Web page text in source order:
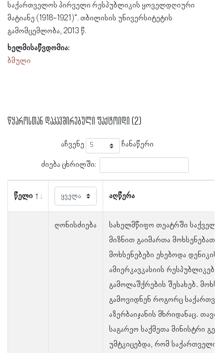
საქართველოს პირველი რესპუბლიკის ყოველდღიური
მატიანე (1918-1921)“. თბილისის უნივერსიტეტის
გამომცემლობა, 2013 წ.
ხელმისაწვდომია:
ბმული
წყაროსთან დაკავშირებული ფაქტოიდი (2)
აჩვენე ჩანაწერი
ძიება ცხრილში:
წელი აღწერა
ღონისძიება
სახელმწიფო თეატრში
მიზნით გაიმართა
მოხსენებები ეხებოდა
ამიერკავკასიის
გამოლაშქრების შესახებ.
გამოვიდნენ როგორც
აზერბაიჯანის მხრიდანაც.
საგარეო საქმეთა მინისტრი
უმტკიცებდა, რომ